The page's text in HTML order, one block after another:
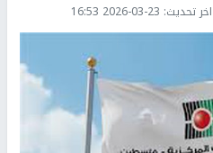
اخر تحديث: 2026-03-23 16:53